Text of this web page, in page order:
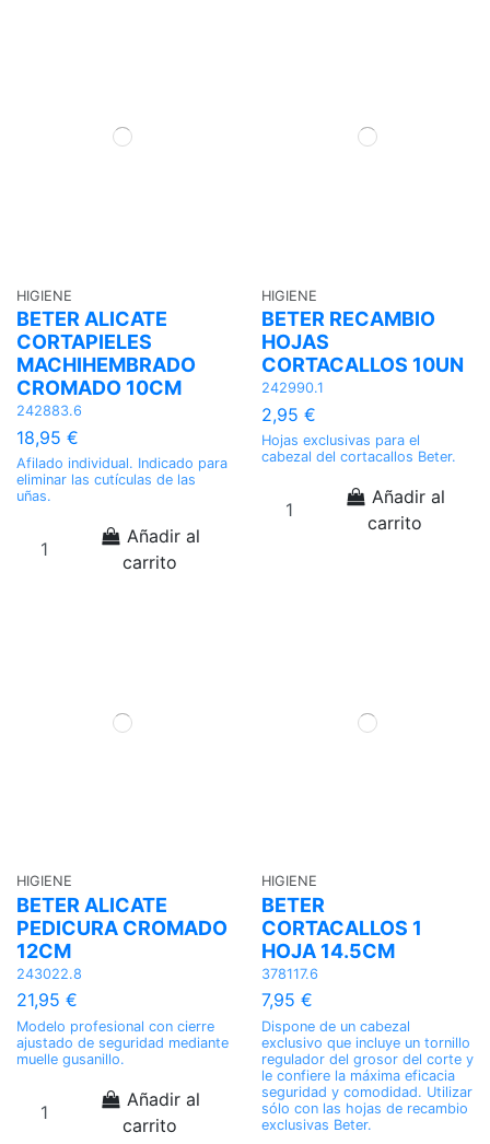
HIGIENE
BETER ALICATE
CORTAPIELES
MACHIHEMBRADO
CROMADO 10CM
242883.6
18,95 €
Afilado individual. Indicado para
eliminar las cutículas de las
uñas.
Añadir al
carrito
HIGIENE
BETER RECAMBIO
HOJAS
CORTACALLOS 10UN
242990.1
2,95 €
Hojas exclusivas para el
cabezal del cortacallos Beter.
Añadir al
carrito
HIGIENE
BETER ALICATE
PEDICURA CROMADO
12CM
243022.8
21,95 €
Modelo profesional con cierre
ajustado de seguridad mediante
muelle gusanillo.
Añadir al
carrito
HIGIENE
BETER
CORTACALLOS 1
HOJA 14.5CM
378117.6
7,95 €
Dispone de un cabezal
exclusivo que incluye un tornillo
regulador del grosor del corte y
le confiere la máxima eficacia
seguridad y comodidad. Utilizar
sólo con las hojas de recambio
exclusivas Beter.